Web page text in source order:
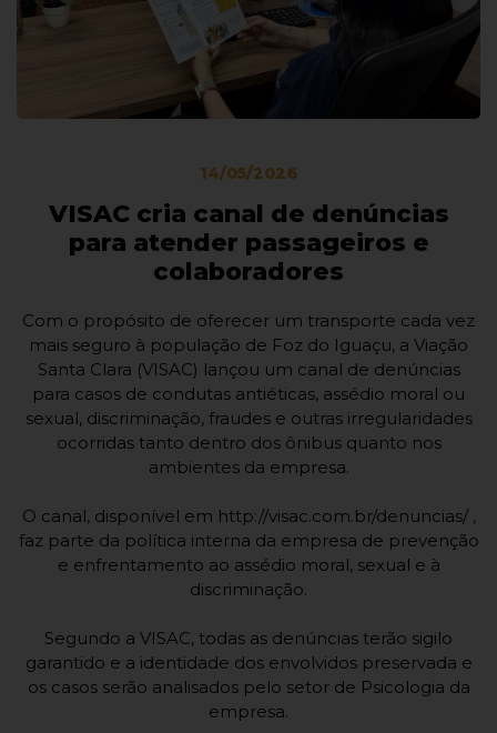
14/05/2026
VISAC cria canal de denúncias
para atender passageiros e
colaboradores
Com o propósito de oferecer um transporte cada vez
mais seguro à população de Foz do Iguaçu, a Viação
Santa Clara (VISAC) lançou um canal de denúncias
para casos de condutas antiéticas, assédio moral ou
sexual, discriminação, fraudes e outras irregularidades
ocorridas tanto dentro dos ônibus quanto nos
ambientes da empresa.
O canal, disponível em http://visac.com.br/denuncias/ ,
faz parte da política interna da empresa de prevenção
e enfrentamento ao assédio moral, sexual e à
discriminação.
Segundo a VISAC, todas as denúncias terão sigilo
garantido e a identidade dos envolvidos preservada e
os casos serão analisados pelo setor de Psicologia da
empresa.